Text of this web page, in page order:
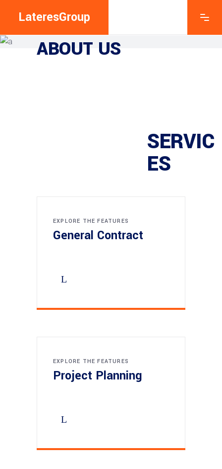
LateresGroup
ABOUT US
SERVIC
ES
EXPLORE THE FEATURES
General Contract
EXPLORE THE FEATURES
Project Planning